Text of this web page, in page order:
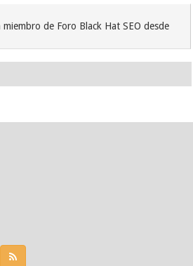
de Foro Black Hat SEO desde